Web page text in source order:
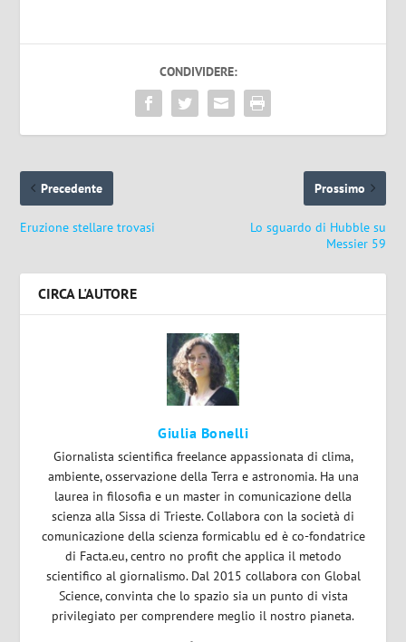
CONDIVIDERE:
Precedente
Eruzione stellare trovasi
Prossimo
Lo sguardo di Hubble su
Messier 59
CIRCA L'AUTORE
Giulia Bonelli
Giornalista scientifica freelance appassionata di clima,
ambiente, osservazione della Terra e astronomia. Ha una
laurea in filosofia e un master in comunicazione della
scienza alla Sissa di Trieste. Collabora con la società di
comunicazione della scienza formicablu ed è co-fondatrice
di Facta.eu, centro no profit che applica il metodo
scientifico al giornalismo. Dal 2015 collabora con Global
Science, convinta che lo spazio sia un punto di vista
privilegiato per comprendere meglio il nostro pianeta.